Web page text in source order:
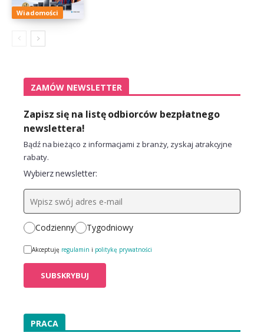
Wiadomości
ZAMÓW NEWSLETTER
Zapisz się na listę odbiorców bezpłatnego
newslettera!
Bądź na bieżąco z informacjami z branży, zyskaj atrakcyjne
rabaty.
Wybierz newsletter:
Codzienny Tygodniowy
Akceptuję regulamin i politykę prywatności
PRACA